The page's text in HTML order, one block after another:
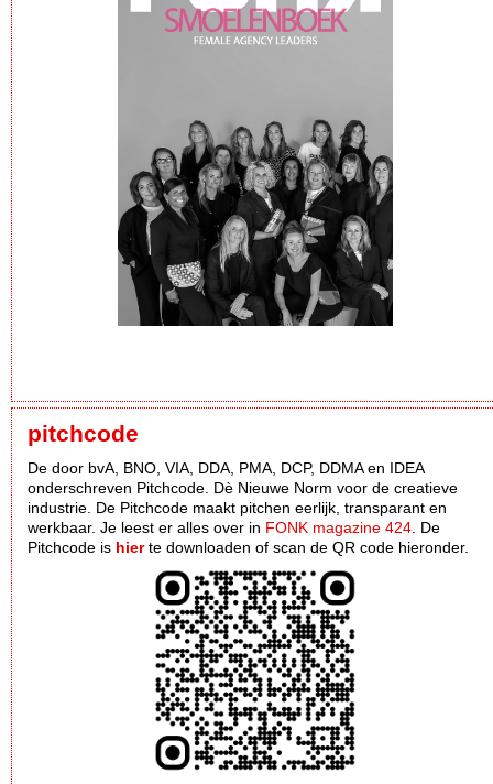
pitchcode
De door bvA, BNO, VIA, DDA, PMA, DCP, DDMA en IDEA
onderschreven Pitchcode. Dè Nieuwe Norm voor de creatieve
industrie. De Pitchcode maakt pitchen eerlijk, transparant en
werkbaar. Je leest er alles over in FONK magazine 424 . De
Pitchcode is hierte downloaden of scan de QR code hieronder.